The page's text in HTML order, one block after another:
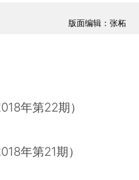
版面编辑：张柘
年第22期）
年第21期）